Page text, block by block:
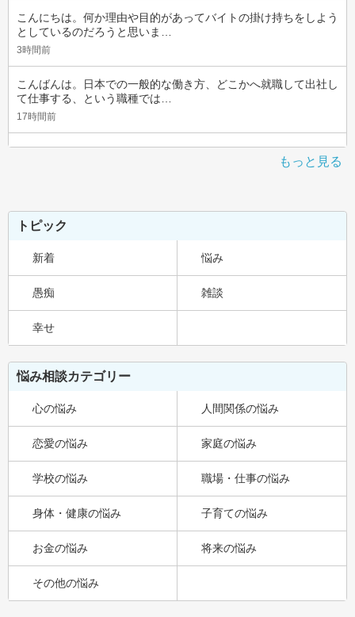
こんにちは。何か理由や目的があってバイトの掛け持ちをしよう
としているのだろうと思いま…
3時間前
こんばんは。日本での一般的な働き方、どこかへ就職して出社し
て仕事する、という職種では…
17時間前
もっと見る
トピック
新着 悩み
愚痴 雑談
幸せ
悩み相談カテゴリー
心の悩み 人間関係の悩み
恋愛の悩み 家庭の悩み
学校の悩み 職場・仕事の悩み
身体・健康の悩み 子育ての悩み
お金の悩み 将来の悩み
その他の悩み